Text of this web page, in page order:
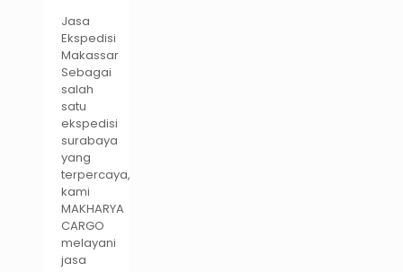
Jasa
Ekspedisi
Makassar
Sebagai
salah
satu
ekspedisi
surabaya
yang
terpercaya,
kami
MAKHARYA
CARGO
melayani
jasa